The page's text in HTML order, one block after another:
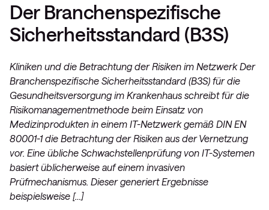
Der Branchenspezifische
Sicherheitsstandard (B3S)
Kliniken und die Betrachtung der Risiken im Netzwerk Der
Branchenspezifische Sicherheitsstandard (B3S) für die
Gesundheitsversorgung im Krankenhaus schreibt für die
Risikomanagementmethode beim Einsatz von
Medizinprodukten in einem IT-Netzwerk gemäß DIN EN
80001-1 die Betrachtung der Risiken aus der Vernetzung
vor. Eine übliche Schwachstellenprüfung von IT-Systemen
basiert üblicherweise auf einem invasiven
Prüfmechanismus. Dieser generiert Ergebnisse
beispielsweise […]